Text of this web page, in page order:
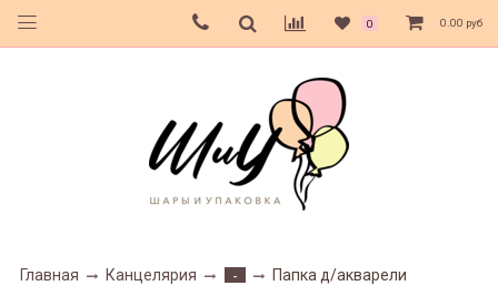
0 0.00 руб
Главная Канцелярия - Папка д/акварели